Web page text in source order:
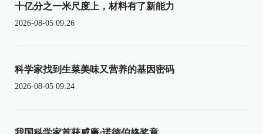
十亿分之一米尺度上，材料有了新能力
2026-08-05 09:26
科学家找到生菜美味又营养的基因密码
2026-08-05 09:24